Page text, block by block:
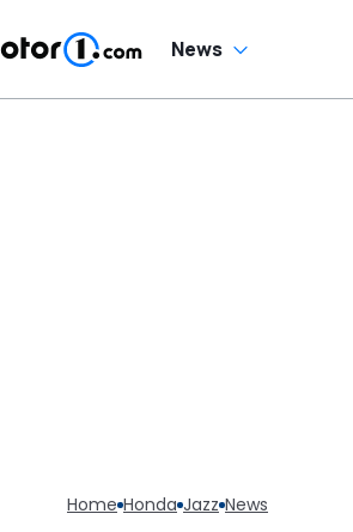
News
Home Honda Jazz News